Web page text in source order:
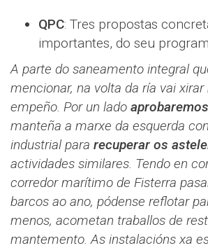
QPC: Tres propostas
importantes, do seu
A parte do saneamento integral
mencionar, na volta da ría vai
empeño. Por un lado
manteña a marxe da esquerda
industrial para recuperar os
actividades similares. Tendo en
corredor marítimo de Fisterra
barcos ao ano, pódense reflotar
menos, acometan traballos de
mantemento. As instalacións xa